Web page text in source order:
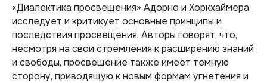
«Диалектика просвещения» Адорно и Хоркхаймера
исследует и критикует основные принципы и
последствия просвещения. Авторы говорят, что,
несмотря на свои стремления к расширению знаний
и свободы, просвещение также имеет темную
сторону, приводящую к новым формам угнетения и